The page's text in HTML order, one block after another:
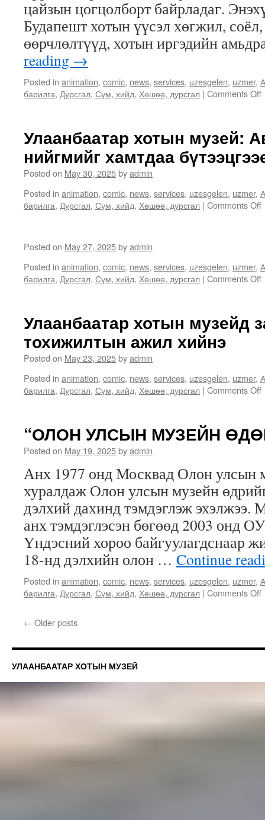
цайзын цогцолборт байрладаг.
Будапешт хотын үүсэл хөгжил,
өөрчлөлтүүд, хотын иргэдийн
reading →
Posted in animation, comic, news, services, uzesgelen, uzmer,
барилга, Дурсгал, Сүм, хийд, Хөшөө, дурсгал | Comments Off
Улаанбаатар хотын музей:
нийгмийг хамтдаа
Posted on May 30, 2025byadmin
Posted in animation, comic, news, services, uzesgelen, uzmer,
барилга, Дурсгал, Сүм, хийд, Хөшөө, дурсгал | Comments Off
Posted on May 27, 2025byadmin
Posted in animation, comic, news, services, uzesgelen, uzmer,
барилга, Дурсгал, Сүм, хийд, Хөшөө, дурсгал | Comments Off
Улаанбаатар хотын музейд
тохижилтын ажил хийнэ
Posted on May 23, 2025byadmin
Posted in animation, comic, news, services, uzesgelen, uzmer,
барилга, Дурсгал, Сүм, хийд, Хөшөө, дурсгал | Comments Off
“ОЛОН УЛСЫН МУЗЕЙН
Posted on May 19, 2025byadmin
Анх 1977 онд Москвад Олон улсын
хуралдаж Олон улсын музейн
дэлхий дахинд тэмдэглэж эхэлжээ.
анх тэмдэглэсэн бөгөөд 2003 онд
Үндэсний хороо байгуулагдснаар
18-нд дэлхийн олон … Continue
Posted in animation, comic, news, services, uzesgelen, uzmer,
барилга, Дурсгал, Сүм, хийд, Хөшөө, дурсгал | Comments Off
← Older posts
УЛААНБААТАР ХОТЫН МУЗЕЙ